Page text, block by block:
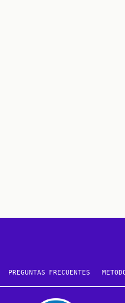
PREGUNTAS FRECUENTES